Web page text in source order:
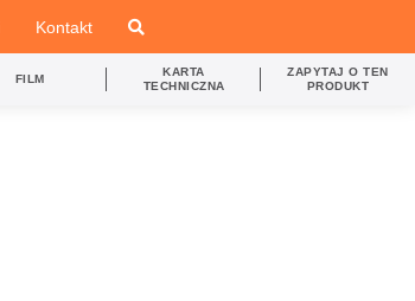
Kontakt
FILM
KARTA
TECHNICZNA
ZAPYTAJ O TEN
PRODUKT